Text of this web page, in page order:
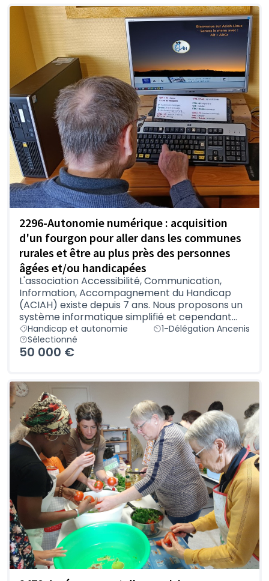
2296-Autonomie numérique : acquisition
d'un fourgon pour aller dans les communes
rurales et être au plus près des personnes
âgées et/ou handicapées
L'association Accessibilité, Communication,
Information, Accompagnement du Handicap
(ACIAH) existe depuis 7 ans. Nous proposons un
système informatique simplifié et cependant...
Handicap et autonomie
1-Délégation Ancenis
Sélectionné
50 000 €